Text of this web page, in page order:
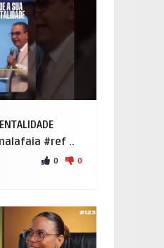
#ref ..
0 0